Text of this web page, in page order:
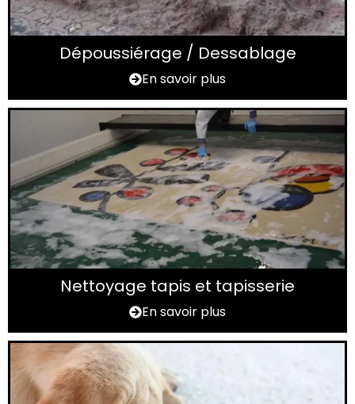
Dépoussiérage / Dessablage
En savoir plus
Nettoyage tapis et tapisserie
En savoir plus